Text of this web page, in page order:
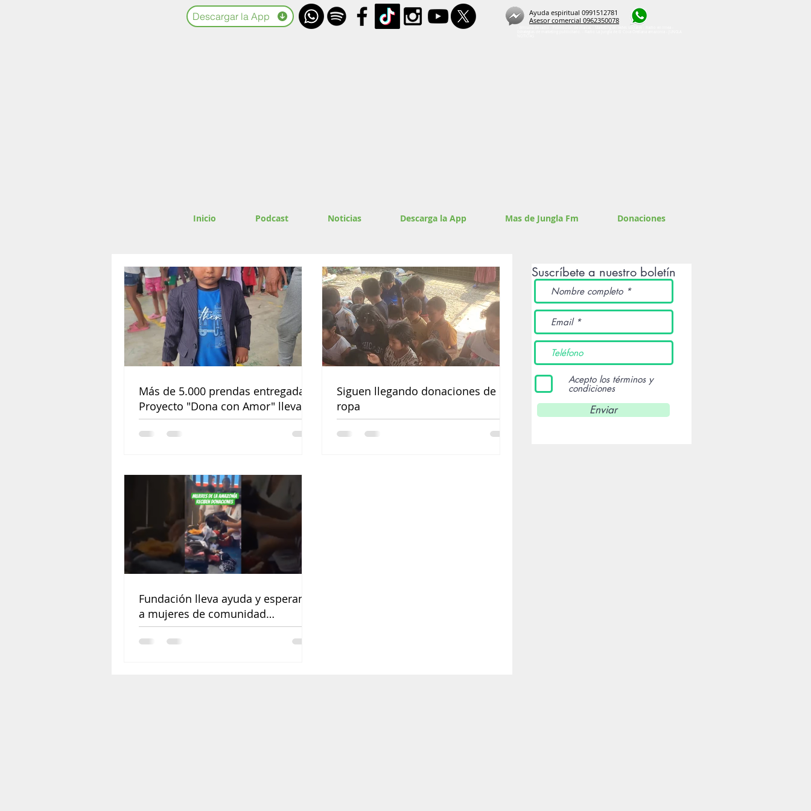
Descargar la App
Ayuda espiritual 0991512781
Asesor comercial 0962350078
Inicio Podcast Noticias Descarga la App Mas de Jungla Fm Donaciones
Más de 5.000 prendas entregadas:
Proyecto "Dona con Amor" lleva
ayuda y esperanza a las
comunidades de Orellana
Siguen llegando donaciones de
ropa
Fundación lleva ayuda y esperanza
a mujeres de comunidad
amazónica
Suscríbete a nuestro boletín
Acepto los términos y
condiciones
Enviar